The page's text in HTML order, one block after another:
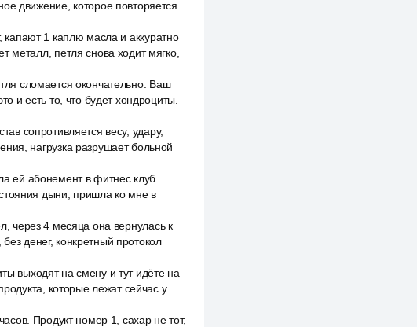
движение, которое повторяется
1 каплю масла и аккуратно
металл, петля снова ходит мягко,
сломается окончательно. Ваш
и есть то, что будет хондроциты.
сопротивляется весу, удару,
нагрузка разрушает больной
ей абонемент в фитнес клуб.
дыни, пришла ко мне в
через 4 месяца она вернулась к
денег, конкретный протокол
выходят на смену и тут идёте на
которые лежат сейчас у
Продукт номер 1, сахар не тот,